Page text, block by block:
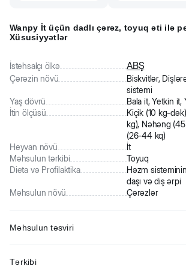
Wanpy İt üçün dadlı çərəz, toyuq əti ilə
Xüsusiyyətlər
İstehsalçı ölkə ABŞ
Çərəzin növü
Biskvitlər,
sistemi
Yaş dövrü
Bala it, Yetkin it,
İtin ölçüsü
Kiçik (10 kg-
kg), Nəhəng
(26-44 kq)
Heyvan növü
İt
Məhsulun tərkibi
Toyuq
Dieta və Profilaktika
Həzm
daşı və diş ərpi
Məhsulun növü
Çərəzlər
Məhsulun təsviri
toyuq əti burmalı peçenye bütün cins itlər üçün
Tərkibi